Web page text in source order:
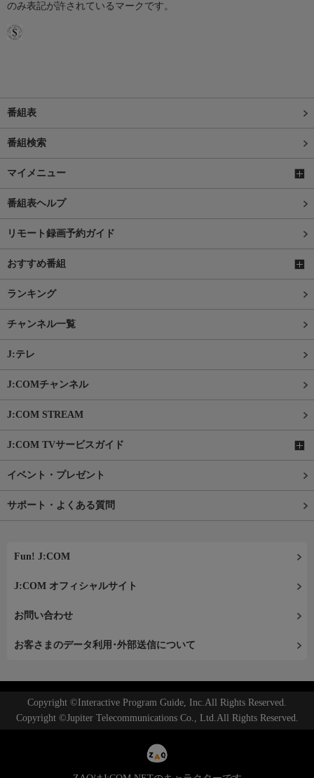
のみ表記が許されているマークです。
番組表
番組検索
マイメニュー
番組表ヘルプ
リモート録画予約ガイド
おすすめ番組
ランキング
チャンネル一覧
J:テレ
J:COMチャンネル
J:COM STREAM
J:COM TVサービスガイド
イベント・プレゼント
サポート・よくある質問
Fun! J:COM
J:COM オフィシャルサイト
お問い合わせ
お客さまのデータ利用･外部送信について
Copyright ©Interactive Program Guide, Inc.All Rights Reserved.
Copyright ©Jupiter Telecommunications Co., Ltd.All Rights Reserved.